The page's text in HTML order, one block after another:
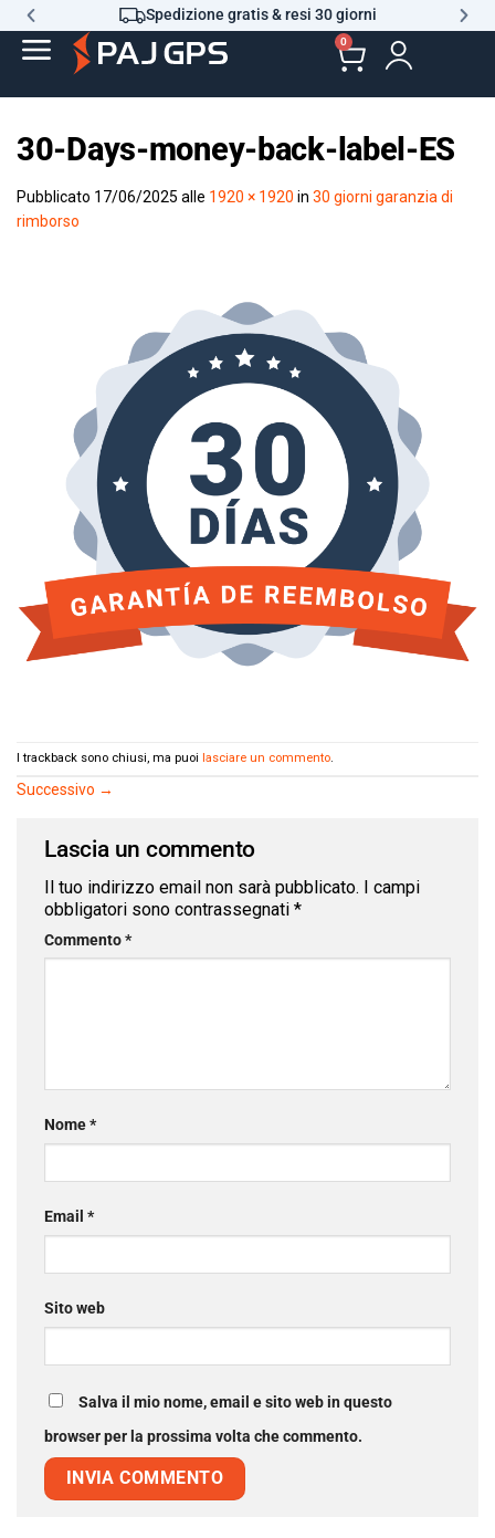
Spedizione gratis & resi 30 giorni
0
30-Days-money-back-label-ES
Pubblicato 17/06/2025 alle 1920 × 1920 in 30 giorni garanzia di
rimborso
I trackback sono chiusi, ma puoi lasciare un commento.
Successivo →
Lascia un commento
Il tuo indirizzo email non sarà pubblicato. I campi
obbligatori sono contrassegnati *
Commento*
Nome*
Email *
Sito web
Salva il mio nome, email e sito web in questo
browser per la prossima volta che commento.